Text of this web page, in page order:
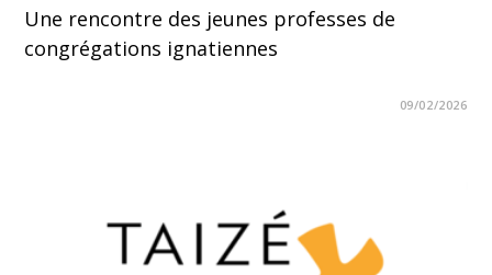
Une rencontre des jeunes professes de
congrégations ignatiennes
09/02/2026